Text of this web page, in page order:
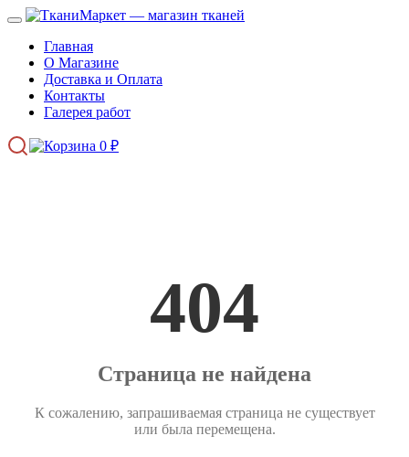
Главная
О Магазине
Доставка и Оплата
Контакты
Галерея работ
0 ₽
404
Страница не найдена
К сожалению, запрашиваемая страница не существует
или была перемещена.